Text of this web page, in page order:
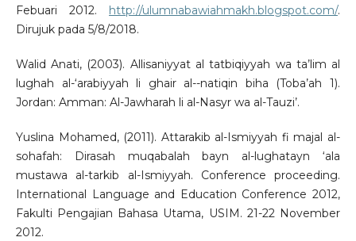
Febuari 2012.
http://ulumnabawiahmakh.blogspot.com/.
Dirujuk pada 5/8/2018.
Walid Anati, (2003). Allisaniyyat al tatbiqiyyah wa ta’lim al
lughah al-‘arabiyyah li ghair al--natiqin biha (Toba’ah 1).
Jordan: Amman: Al-Jawharah li al-Nasyr wa al-Tauzi’.
Yuslina Mohamed, (2011). Attarakib al-Ismiyyah fi majal al-
sohafah: Dirasah muqabalah bayn al-lughatayn ‘ala
mustawa al-tarkib al-Ismiyyah. Conference proceeding.
International Language and Education Conference 2012,
Fakulti Pengajian Bahasa Utama, USIM. 21-22 November
2012.